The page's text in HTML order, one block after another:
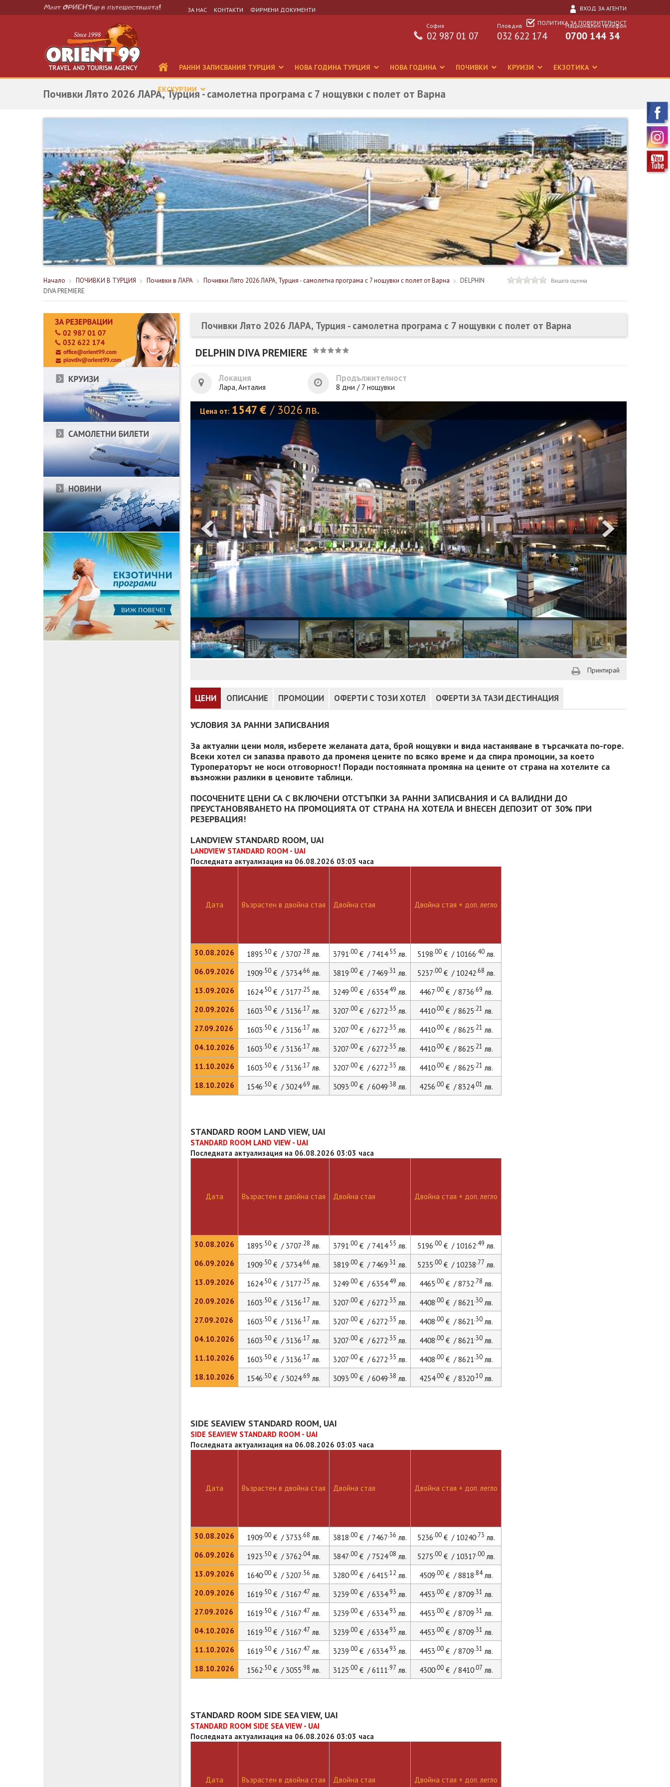
ЗА НАС КОНТАКТИ ФИРМЕНИ ДОКУМЕНТИ
ВХОД ЗА АГЕНТИ
ПОЛИТИКА ЗА ПОВЕРИТЕЛНОСТ
Национален телефон
0700 144 34
Пловдив
032 622 174
София
02 987 01 07
РАННИ ЗАПИСВАНИЯ ТУРЦИЯ НОВА ГОДИНА ТУРЦИЯ НОВА ГОДИНА ПОЧИВКИ КРУИЗИ ЕКЗОТИКА
ЕКСКУРЗИИ
Почивки Лято 2026 ЛАРА, Турция - самолетна програма с 7 нощувки с полет от Варна
Начало ПОЧИВКИ В ТУРЦИЯ Почивки в ЛАРА Почивки Лято 2026 ЛАРА, Турция - самолетна програма с 7 нощувки с полет от Варна
DELPHIN
DIVA PREMIERE
Вашата оценка
Почивки Лято 2026 ЛАРА, Турция - самолетна програма с 7 нощувки с полет от Варна
DELPHIN DIVA PREMIERE
Локация
Лара, Анталия
Продължителност
8 дни / 7 нощувки
Цена от: 1547 € / 3026 лв.
Принтирай
ЦЕНИ ОПИСАНИЕ ПРОМОЦИИ ОФЕРТИ С ТОЗИ ХОТЕЛ ОФЕРТИ ЗА ТАЗИ ДЕСТИНАЦИЯ
УСЛОВИЯ ЗА РАННИ ЗАПИСВАНИЯ
За актуални цени моля, изберете желаната дата, брой нощувки и вида настаняване в търсачката по-горе.
Всеки хотел си запазва правото да променя цените по всяко време и да спира промоции, за което
Туроператорът не носи отговорност! Поради постоянната промяна на цените от страна на хотелите са
възможни разлики в ценовите таблици.
ПОСОЧЕНИТЕ ЦЕНИ СА С ВКЛЮЧЕНИ ОТСТЪПКИ ЗА РАННИ ЗАПИСВАНИЯ И СА ВАЛИДНИ ДО
ПРЕУСТАНОВЯВАНЕТО НА ПРОМОЦИЯТА ОТ СТРАНА НА ХОТЕЛА И ВНЕСЕН ДЕПОЗИТ ОТ 30% ПРИ
РЕЗЕРВАЦИЯ!
LANDVIEW STANDARD ROOM, UAI
LANDVIEW STANDARD ROOM - UAI
Последната актуализация на 06.08.2026 03:03 часа
Дата
30.08.2026
06.09.2026
13.09.2026
20.09.2026
27.09.2026
04.10.2026
11.10.2026
18.10.2026
Възрастен в двойна стая Двойна стая Двойна стая + доп. легло
1895.50 € / 3707.28 лв. 3791.00 € / 7414.55 лв. 5198.00€ / 10166.40лв.
1909.50 € / 3734.66 лв. 3819.00 € / 7469.31 лв. 5237.00€ / 10242.68 лв.
1624.50 € / 3177.25 лв. 3249.00 € / 6354.49 лв. 4467.00€ / 8736.69 лв.
1603.50 € / 3136.17 лв. 3207.00 € / 6272.35 лв. 4410.00€ / 8625.21 лв.
1603.50 € / 3136.17 лв. 3207.00 € / 6272.35 лв. 4410.00€ / 8625.21 лв.
1603.50 € / 3136.17 лв. 3207.00 € / 6272.35 лв. 4410.00€ / 8625.21 лв.
1603.50 € / 3136.17 лв. 3207.00 € / 6272.35 лв. 4410.00€ / 8625.21 лв.
1546.50 € / 3024.69 лв. 3093.00 € / 6049.38 лв. 4256.00€ / 8324.01 лв.
STANDARD ROOM LAND VIEW, UAI
STANDARD ROOM LAND VIEW - UAI
Последната актуализация на 06.08.2026 03:03 часа
Дата
30.08.2026
06.09.2026
13.09.2026
20.09.2026
27.09.2026
04.10.2026
11.10.2026
18.10.2026
Възрастен в двойна стая Двойна стая Двойна стая + доп. легло
1895.50 € / 3707.28 лв. 3791.00 € / 7414.55 лв. 5196.00€ / 10162.49 лв.
1909.50 € / 3734.66 лв. 3819.00 € / 7469.31 лв. 5235.00€ / 10238.77 лв.
1624.50 € / 3177.25 лв. 3249.00 € / 6354.49 лв. 4465.00€ / 8732.78 лв.
1603.50 € / 3136.17 лв. 3207.00 € / 6272.35 лв. 4408.00€ / 8621.30лв.
1603.50 € / 3136.17 лв. 3207.00 € / 6272.35 лв. 4408.00€ / 8621.30лв.
1603.50 € / 3136.17 лв. 3207.00 € / 6272.35 лв. 4408.00€ / 8621.30лв.
1603.50 € / 3136.17 лв. 3207.00 € / 6272.35 лв. 4408.00€ / 8621.30лв.
1546.50 € / 3024.69 лв. 3093.00 € / 6049.38 лв. 4254.00€ / 8320.10лв.
SIDE SEAVIEW STANDARD ROOM, UAI
SIDE SEAVIEW STANDARD ROOM - UAI
Последната актуализация на 06.08.2026 03:03 часа
Дата
30.08.2026
06.09.2026
13.09.2026
20.09.2026
27.09.2026
04.10.2026
11.10.2026
18.10.2026
Възрастен в двойна стая Двойна стая Двойна стая + доп. легло
1909.00 € / 3733.68 лв. 3818.00 € / 7467.36 лв. 5236.00€ / 10240.73 лв.
1923.50 € / 3762.04лв. 3847.00 € / 7524.08 лв. 5275.00€ / 10317.00лв.
1640.00 € / 3207.56 лв. 3280.00 € / 6415.12 лв. 4509.00€ / 8818.84лв.
1619.50 € / 3167.47 лв. 3239.00 € / 6334.93 лв. 4453.00€ / 8709.31 лв.
1619.50 € / 3167.47 лв. 3239.00 € / 6334.93 лв. 4453.00€ / 8709.31 лв.
1619.50 € / 3167.47 лв. 3239.00 € / 6334.93 лв. 4453.00€ / 8709.31 лв.
1619.50 € / 3167.47 лв. 3239.00 € / 6334.93 лв. 4453.00€ / 8709.31 лв.
1562.50 € / 3055.98 лв. 3125.00 € / 6111.97 лв. 4300.00€ / 8410.07 лв.
STANDARD ROOM SIDE SEA VIEW, UAI
STANDARD ROOM SIDE SEA VIEW - UAI
Последната актуализация на 06.08.2026 03:03 часа
Дата Възрастен в двойна стая Двойна стая Двойна стая + доп. легло